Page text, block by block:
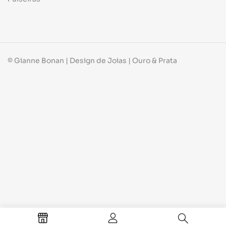
© Gianne Bonan | Design de Joias | Ouro & Prata